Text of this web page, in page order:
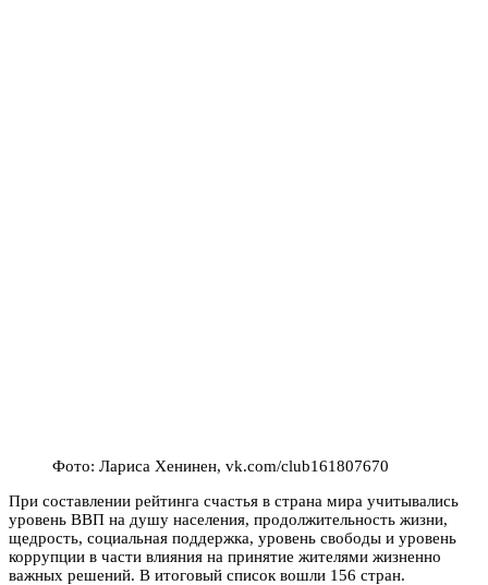
Фото: Лариса Хенинен, vk.com/club161807670
При составлении рейтинга счастья в страна мира учитывались
уровень ВВП на душу населения, продолжительность жизни,
щедрость, социальная поддержка, уровень свободы и уровень
коррупции в части влияния на принятие жителями жизненно
важных решений. В итоговый список вошли 156 стран.